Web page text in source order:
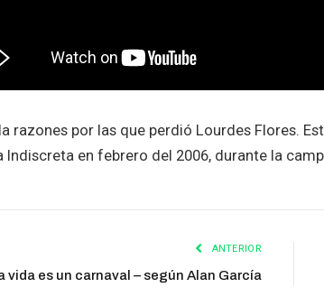
razones por las que perdió Lourdes Flores.
Indiscreta en febrero del 2006, durante la
ANTERIOR
vida es un carnaval – según Alan García